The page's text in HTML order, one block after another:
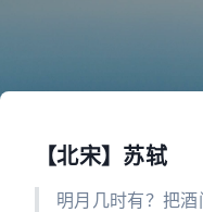
【北宋】苏轼
明月几时有？把